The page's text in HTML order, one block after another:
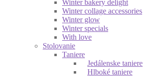
Winter bakery delight
Winter collage accessories
Winter glow
Winter specials
With love
Stolovanie
Taniere
Jedálenske taniere
Hlboké taniere